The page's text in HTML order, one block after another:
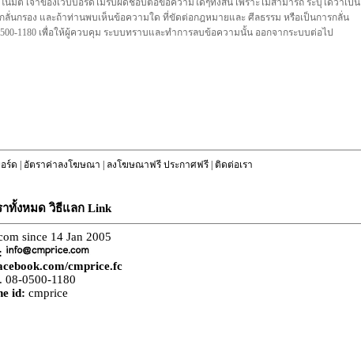
ติ เจ้าของเว็บบอร์ดไม่รับผิดชอบต่อข้อความใดๆทั้งสิ้น เพราะไม่สามารถ ระบุได้ว่าเป็น
นกรอง และถ้าท่านพบเห็นข้อความใด ที่ขัดต่อกฎหมายและ ศีลธรรม หรือเป็นการกลั่น
1180 เพื่อให้ผู้ควบคุม ระบบทราบและทำการลบข้อความนั้น ออกจากระบบต่อไป
ร์ด | อัตราค่าลงโฆษณา | ลงโฆษณาฟรี ประกาศฟรี| ติดต่อเรา
าทั้งหมด วิธีแลก Link
since 14 Jan 2005
cmprice.fc
08-0500-1180
id: cmprice